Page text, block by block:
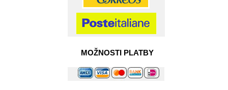
MOŽNOSTI PLATBY